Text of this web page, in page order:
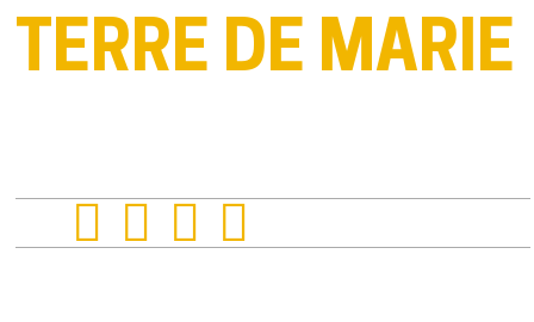
TERRE DE MARIE